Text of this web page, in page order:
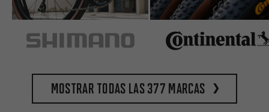
Mostrar todas las 377 marcas